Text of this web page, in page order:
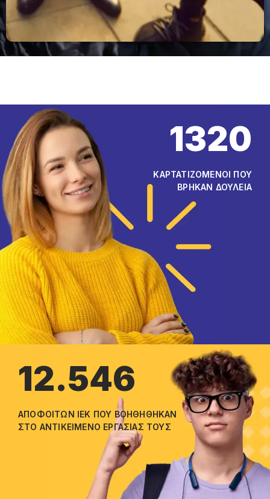
1320
ΚΑΡΤΑΤΙΖΟΜΕΝΟΙ ΠΟΥ
ΒΡΗΚΑΝ ΔΟΥΛΕΙΑ
12.546
ΑΠΟΦΟΙΤΩΝ ΙΕΚ ΠΟΥ ΒΟΗΘΗΘΗΚΑΝ
ΣΤΟ ΑΝΤΙΚΕΙΜΕΝΟ ΕΡΓΑΣΙΑΣ ΤΟΥΣ